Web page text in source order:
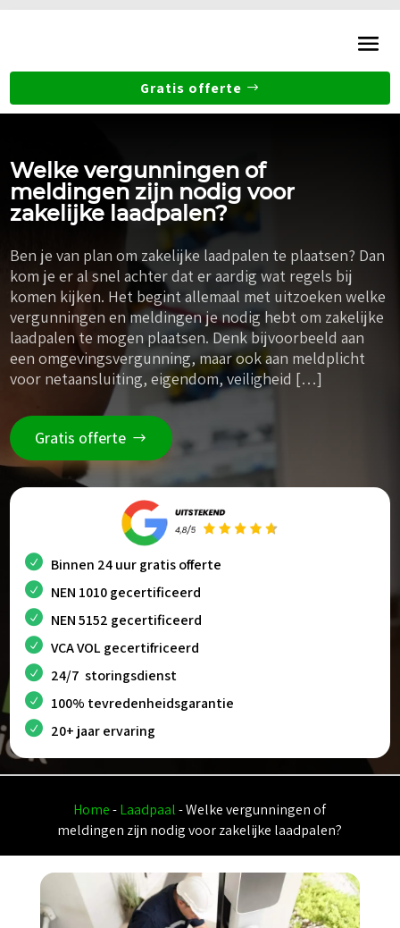
Gratis offerte
Welke vergunningen of
meldingen zijn nodig voor
zakelijke laadpalen?
Ben je van plan om zakelijke laadpalen te plaatsen? Dan
kom je er al snel achter dat er aardig wat regels bij
komen kijken. Het begint allemaal met uitzoeken welke
vergunningen en meldingen je nodig hebt om zakelijke
laadpalen te mogen plaatsen. Denk bijvoorbeeld aan
een omgevingsvergunning, maar ook aan meldplicht
voor netaansluiting, eigendom, veiligheid […]
Gratis offerte
Binnen 24 uur gratis offerte
NEN 1010 gecertificeerd
NEN 5152 gecertificeerd
VCA VOL gecertifriceerd
24/7 storingsdienst
100% tevredenheidsgarantie
20+ jaar ervaring
Home-Laadpaal-Welke vergunningen of
meldingen zijn nodig voor zakelijke laadpalen?